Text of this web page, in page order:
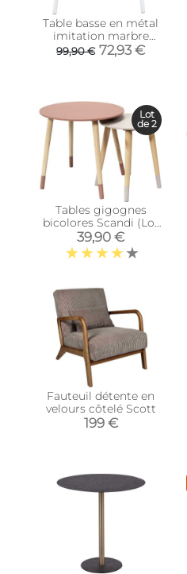
Table basse en métal
imitation marbre
Ovoid 67 x 60 cm
(Blanc)
99,90 € 72,93 €
Tables gigognes
bicolores Scandi (Lot
de 2) (Rose)
39,90 €
Lot
de 2
Fauteuil détente en
velours côtelé Scott
199 €